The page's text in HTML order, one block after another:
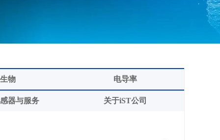
生物 电导率
器与服务 关于iST公司